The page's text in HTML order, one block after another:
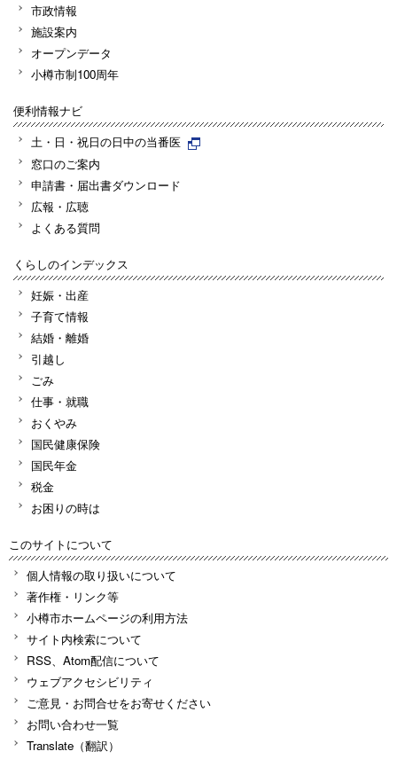
市政情報
施設案内
オープンデータ
小樽市制100周年
便利情報ナビ
土・日・祝日の日中の当番医
窓口のご案内
申請書・届出書ダウンロード
広報・広聴
よくある質問
くらしのインデックス
妊娠・出産
子育て情報
結婚・離婚
引越し
ごみ
仕事・就職
おくやみ
国民健康保険
国民年金
税金
お困りの時は
このサイトについて
個人情報の取り扱いについて
著作権・リンク等
小樽市ホームページの利用方法
サイト内検索について
RSS、Atom配信について
ウェブアクセシビリティ
ご意見・お問合せをお寄せください
お問い合わせ一覧
Translate（翻訳）